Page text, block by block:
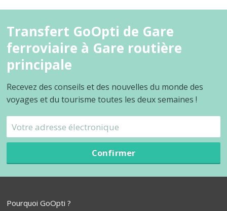
Transfert GoOpti de Gare
ferroviaire à Gare routière
principale
Recevez des conseils et des nouvelles du monde des
voyages et du tourisme toutes les deux semaines !
Confirmer
Pourquoi GoOpti ?